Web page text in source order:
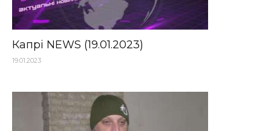
Капрі NEWS (19.01.2023)
19.01.2023